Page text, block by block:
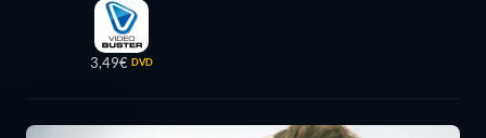
3,49€ DVD